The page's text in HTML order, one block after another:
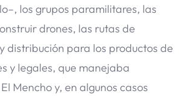
los grupos paramilitares, las
drones, las rutas de
distribución para los productos de
y legales, que manejaba
Mencho y, en algunos casos